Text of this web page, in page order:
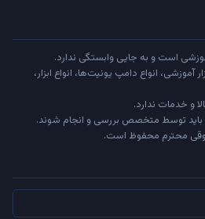
است و به جایی وابستگی ندارد.
آموزشی، انواع دامپ یونیت‌ها، انواع ابزار،
و خدمات ندارد.
توسط متخصص بررسی و انجام شوند.
محترم محفوظ است.